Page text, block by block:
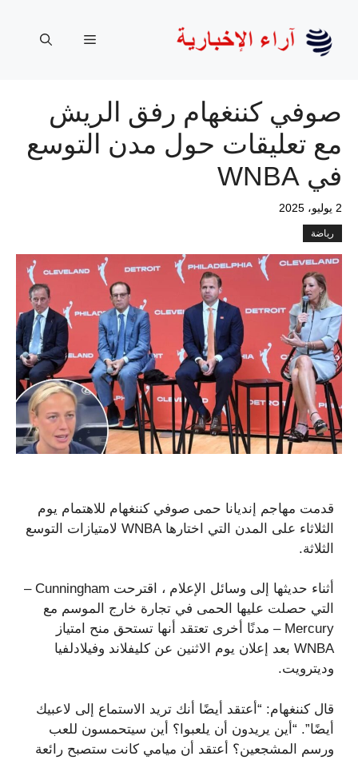
المحتوى
القائمة
صوفي كننغهام رفق الريش
مع تعليقات حول مدن التوسع
في WNBA
2 يوليو، 2025
رياضة
قدمت مهاجم إنديانا حمى صوفي كننغهام للاهتمام يوم
الثلاثاء على المدن التي اختارها WNBA لامتيازات التوسع
الثلاثة.
أثناء حديثها إلى وسائل الإعلام ، اقترحت Cunningham –
التي حصلت عليها الحمى في تجارة خارج الموسم مع
Mercury – مدنًا أخرى تعتقد أنها تستحق منح امتياز
WNBA بعد إعلان يوم الاثنين عن كليفلاند وفيلادلفيا
وديترويت.
قال كننغهام: “أعتقد أيضًا أنك تريد الاستماع إلى لاعبيك
أيضًا”. “أين يريدون أن يلعبوا؟ أين سيتحمسون للعب
ورسم المشجعين؟ أعتقد أن ميامي كانت ستصبح رائعة